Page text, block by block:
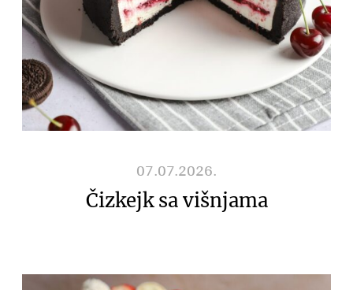
07.07.2026.
Čizkejk sa višnjama